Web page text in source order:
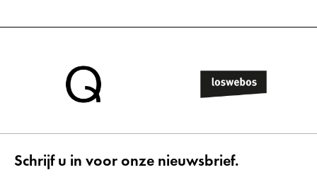
Schrijf u in voor onze nieuwsbrief.